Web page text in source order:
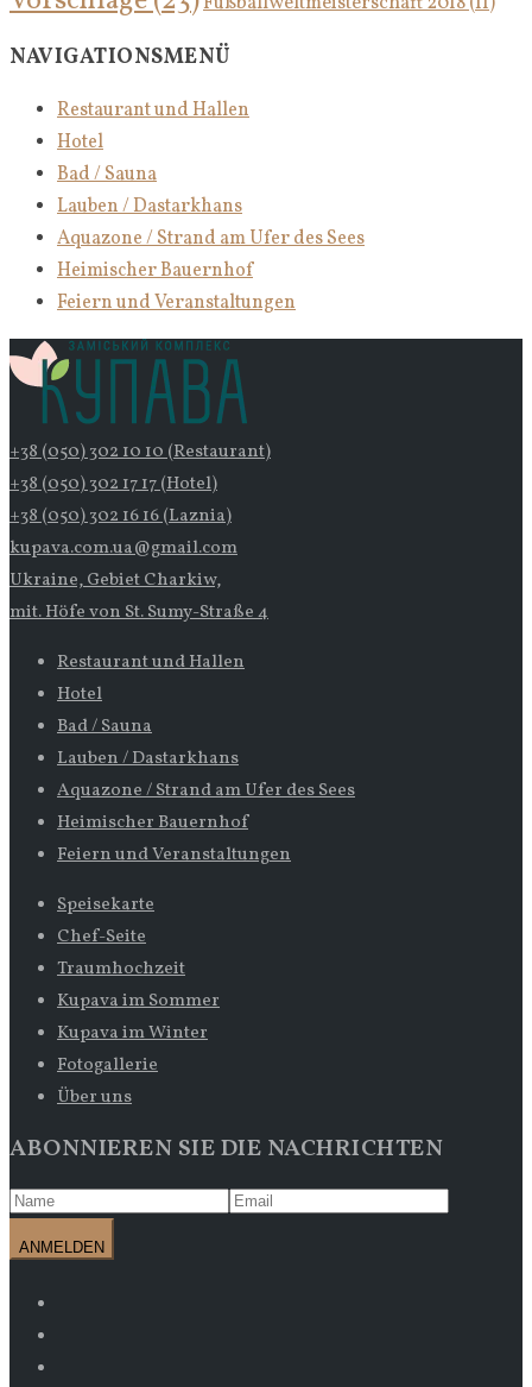
NAVIGATIONSMENÜ
Restaurant und Hallen
Hotel
Bad / Sauna
Lauben / Dastarkhans
Aquazone / Strand am Ufer des Sees
Heimischer Bauernhof
Feiern und Veranstaltungen
+38 (050) 302 10 10 (Restaurant)
+38 (050) 302 17 17 (Hotel)
+38 (050) 302 16 16 (Laznia)
kupava.com.ua@gmail.com
Ukraine, Gebiet Charkiw,
mit. Höfe von St. Sumy-Straße 4
Restaurant und Hallen
Hotel
Bad / Sauna
Lauben / Dastarkhans
Aquazone / Strand am Ufer des Sees
Heimischer Bauernhof
Feiern und Veranstaltungen
Speisekarte
Chef-Seite
Traumhochzeit
Kupava im Sommer
Kupava im Winter
Fotogallerie
Über uns
ABONNIEREN SIE DIE NACHRICHTEN